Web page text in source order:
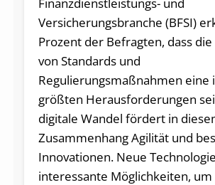
Versicherungsbranche (BFSI)
Prozent der Befragten, dass
von Standards und
Regulierungsmaßnahmen eine
größten Herausforderungen
digitale Wandel fördert in
Zusammenhang Agilität und
Innovationen. Neue
interessante Möglichkeiten,